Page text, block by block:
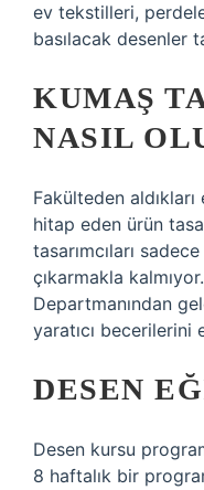
ev tekstilleri,
basılacak desenler
KUMAŞ
NASIL
Fakülteden
hitap eden ürün
tasarımcıları
çıkarmakla
Departmanından
yaratıcı becerilerini
DESEN
Desen kursu
8 haftalık bir